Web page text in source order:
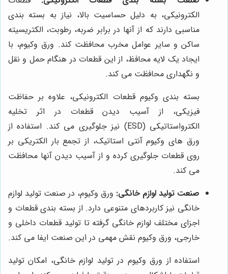
الکترونیکی، به دلیل حساسیت بالا، نیاز به بسته بندی
مناسبی دارند که از آنها در برابر ضربه، رطوبت، الکتریسیته
ساکن و سایر عوامل مخرب محافظت کند. ورق وکیوم، با
ایجاد یک لایه محافظ، از این قطعات در هنگام حمل و نقل
و نگهداری محافظت می کند.
بسته بندی وکیوم قطعات الکترونیکی، علاوه بر حفاظت
فیزیکی، از آسیب دیدن قطعات در اثر تخلیه
الکترواستاتیکی (ESD) نیز جلوگیری می کند. استفاده از
ورق های وکیوم آنتی استاتیک، از تجمع بار الکتریکی بر
روی قطعات جلوگیری کرده و از آسیب دیدن آنها محافظت
می کند.
صنعت تولید لوازم خانگی: ورق وکیوم، در صنعت تولید لوازم
خانگی نیز کاربردهای متنوعی دارد. از بسته بندی قطعات و
اجزای مختلف لوازم خانگی گرفته تا تولید قطعات داخلی و
خارجی، ورق وکیوم نقش مهمی در این صنعت ایفا می کند.
استفاده از ورق وکیوم در تولید لوازم خانگی، امکان تولید